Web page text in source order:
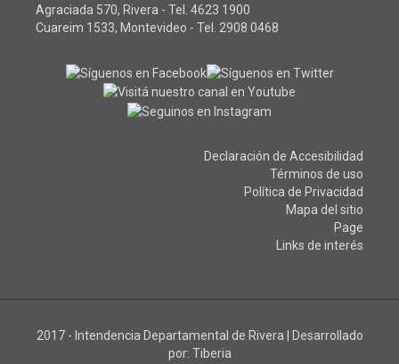
Agraciada 570, Rivera - Tel. 4623 1900
Cuareim 1533, Montevideo - Tel. 2908 0468
Declaración de Accesibilidad
Términos de uso
Política de Privacidad
Mapa del sitio
Page
Links de interés
2017 - Intendencia Departamental de Rivera
Desarrollado
por: Tiberia